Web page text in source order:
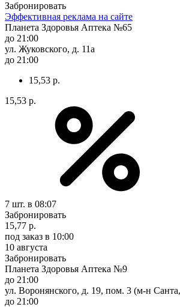
Забронировать
Эффективная реклама на сайте
Планета Здоровья Аптека №65
до 21:00
ул. Жуковского, д. 11а
до 21:00
15,53 р.
15,53 р.
7 шт. в 08:07
Забронировать
15,77 р.
под заказ в 10:00
10 августа
Забронировать
Планета Здоровья Аптека №9
до 21:00
ул. Воронянского, д. 19, пом. 3 (м-н
до 21:00